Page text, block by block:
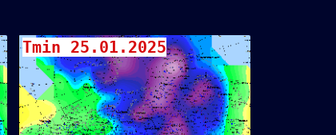
Tmin 25.01.2025